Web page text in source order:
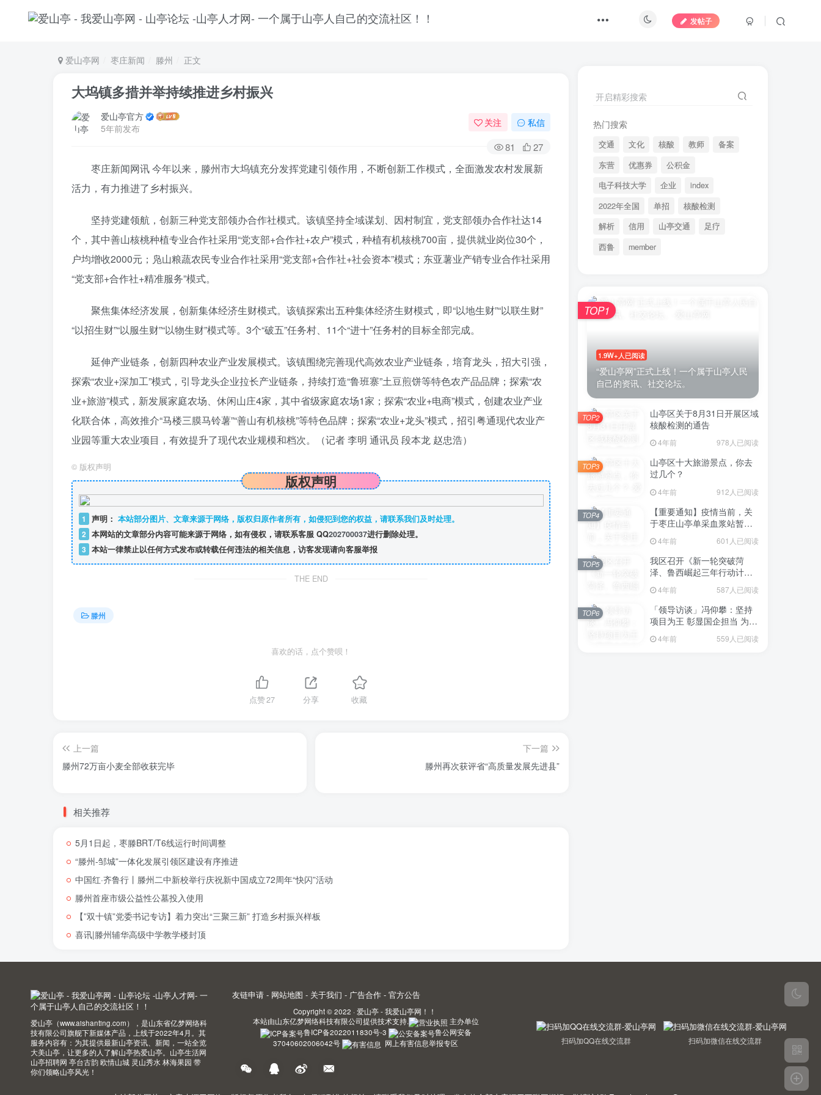
发帖子
爱山亭网 枣庄新闻 滕州 正文
大坞镇多措并举持续推进乡村振兴
爱山亭官方
5年前发布
关注 私信
81 27
枣庄新闻网讯 今年以来，滕州市大坞镇充分发挥党建引领作用，不断创新工作模式，全面激发农村发展新
活力，有力推进了乡村振兴。
坚持党建领航，创新三种党支部领办合作社模式。该镇坚持全域谋划、因村制宜，党支部领办合作社达14
个，其中善山核桃种植专业合作社采用“党支部+合作社+农户”模式，种植有机核桃700亩，提供就业岗位30个，
户均增收2000元；凫山粮蔬农民专业合作社采用“党支部+合作社+社会资本”模式；东亚薯业产销专业合作社采用
“党支部+合作社+精准服务”模式。
聚焦集体经济发展，创新集体经济生财模式。该镇探索出五种集体经济生财模式，即“以地生财”“以联生财”
“以招生财”“以服生财”“以物生财”模式等。3个“破五”任务村、11个“进十”任务村的目标全部完成。
延伸产业链条，创新四种农业产业发展模式。该镇围绕完善现代高效农业产业链条，培育龙头，招大引强，
探索“农业+深加工”模式，引导龙头企业拉长产业链条，持续打造“鲁班寨”土豆煎饼等特色农产品品牌；探索“农
业+旅游”模式，新发展家庭农场、休闲山庄4家，其中省级家庭农场1家；探索“农业+电商”模式，创建农业产业
化联合体，高效推介“马楼三膜马铃薯”“善山有机核桃”等特色品牌；探索“农业+龙头”模式，招引粤通现代农业产
业园等重大农业项目，有效提升了现代农业规模和档次。
（记者 李明 通讯员 段本龙 赵忠浩）
© 版权声明
版权声明
1 声明： 本站部分图片、文章来源于网络，版权归原作者所有，如侵犯到您的权益，请联系我们及时处理。
2 本网站的文章部分内容可能来源于网络，如有侵权，请联系客服 QQ202700037进行删除处理。
3 本站一律禁止以任何方式发布或转载任何违法的相关信息，访客发现请向客服举报
THE END
滕州
喜欢的话，点个赞呗！
点赞27 分享 收藏
上一篇
滕州72万亩小麦全部收获完毕
下一篇
滕州再次获评省“高质量发展先进县”
相关推荐
5月1日起，枣滕BRT/T6线运行时间调整
“滕州-邹城”一体化发展引领区建设有序推进
中国红·齐鲁行丨滕州二中新校举行庆祝新中国成立72周年“快闪”活动
滕州首座市级公益性公墓投入使用
【”双十镇”党委书记专访】着力突出“三聚三新” 打造乡村振兴样板
喜讯|滕州辅华高级中学教学楼封顶
开启精彩搜索
热门搜索
交通 文化 核酸 教师
备案
东营
优惠券
公积金
电子科技大学
企业
index
2022年全国
单招
核酸检测
解析
信用 山亭交通
足疗
西鲁
member
1.9W+人已阅读
“爱山亭网”正式上线！一个属于山亭人民
自己的资讯、社交论坛。
TOP1
山亭区关于8月31日开展区域
核酸检测的通告
4年前 978人已阅读
TOP2
山亭区十大旅游景点，你去
过几个？
4年前 912人已阅读
TOP3
【重要通知】疫情当前，关
于枣庄山亭单采血浆站暂停
4年前 601人已阅读
TOP4
我区召开《新一轮突破菏
泽、鲁西崛起三年行动计划
意见稿）政策分析研判会议
4年前 587人已阅读
TOP5
「领导访谈」冯仰攀：坚持
项目为王 彰显国企担当 为全
点项目建设贡献“交发力量”
4年前 559人已阅读
TOP6
爱山亭（www.aishanting.com），是山东省亿梦网络科
技有限公司旗舰下新媒体产品，上线于2022年4月。其
服务内容有：为其提供最新山亭资讯、新闻，一站全览
大美山亭，让更多的人了解山亭热爱山亭。山亭生活网
山亭招聘网 亭台古韵 欧情山城 灵山秀水 林海果园 带
你们领略山亭风光！
友链申请 - 网站地图 - 关于我们 - 广告合作 - 官方公告
Copyright © 2022 · 爱山亭 - 我爱山亭网！！
本站由山东亿梦网络科技有限公司提供技术支持.
主办单位
鲁ICP备2022011830号-3
鲁公网安备
37040602006042号
网上有害信息举报专区 扫码加QQ在线交流群 扫码加微信在线交流群